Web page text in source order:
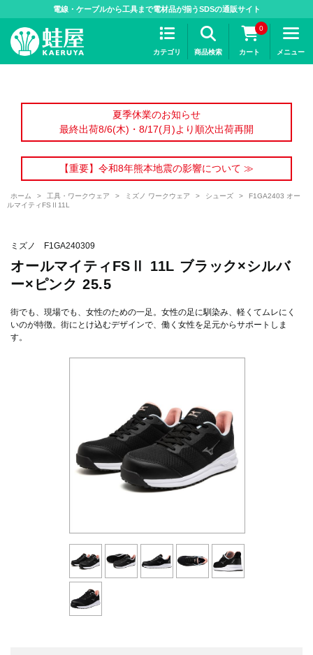
電線・ケーブルから工具まで電材品が揃うSDSの通販サイト
カテゴリ 商品検索
0
カート メニュー
夏季休業のお知らせ
最終出荷8/6(木)・8/17(月)より順次出荷再開
【重要】令和8年熊本地震の影響について ≫
ホーム > 工具・ワークウェア > ミズノ ワークウェア > シューズ >
F1GA2403 オー
ルマイティFSⅡ11L
ミズノ F1GA240309
オールマイティFSⅡ 11L ブラック×シルバ
ー×ピンク 25.5
街でも、現場でも、女性のための一足。女性の足に馴染み、軽くてムレにく
いのが特徴。街にとけ込むデザインで、働く女性を足元からサポートしま
す。